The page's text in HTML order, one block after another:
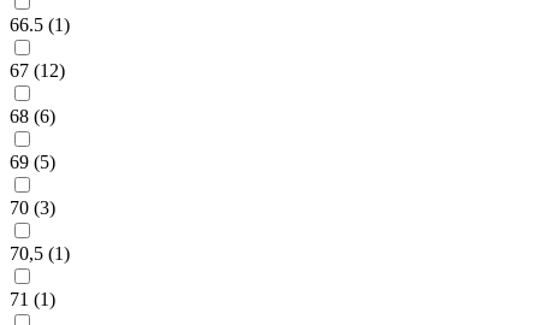
66.5 (1)
67 (12)
68 (6)
69 (5)
70 (3)
70,5 (1)
71 (1)